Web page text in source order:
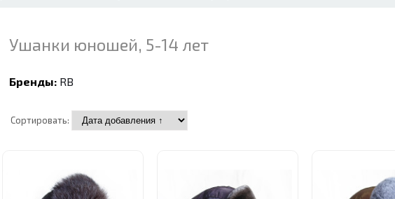
Ушанки юношей, 5-14 лет
Бренды: RB
Сортировать: